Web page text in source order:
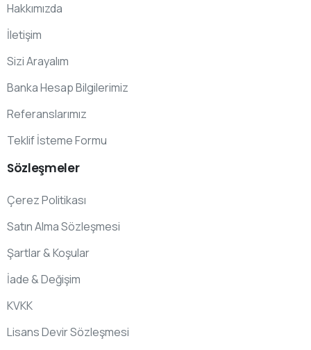
Hakkımızda
İletişim
Sizi Arayalım
Banka Hesap Bilgilerimiz
Referanslarımız
Teklif İsteme Formu
Sözleşmeler
Çerez Politikası
Satın Alma Sözleşmesi
Şartlar & Koşular
İade & Değişim
KVKK
Lisans Devir Sözleşmesi